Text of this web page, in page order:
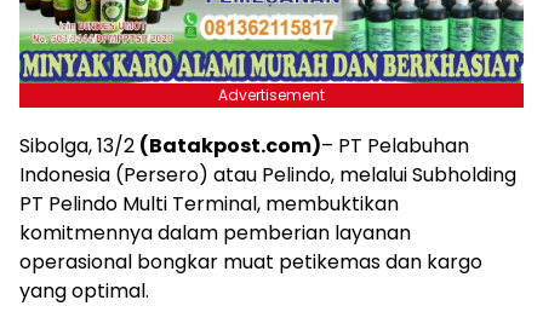
Advertisement
Sibolga, 13/2 (Batakpost.com)– PT Pelabuhan
Indonesia (Persero) atau Pelindo, melalui Subholding
PT Pelindo Multi Terminal, membuktikan
komitmennya dalam pemberian layanan
operasional bongkar muat petikemas dan kargo
yang optimal.